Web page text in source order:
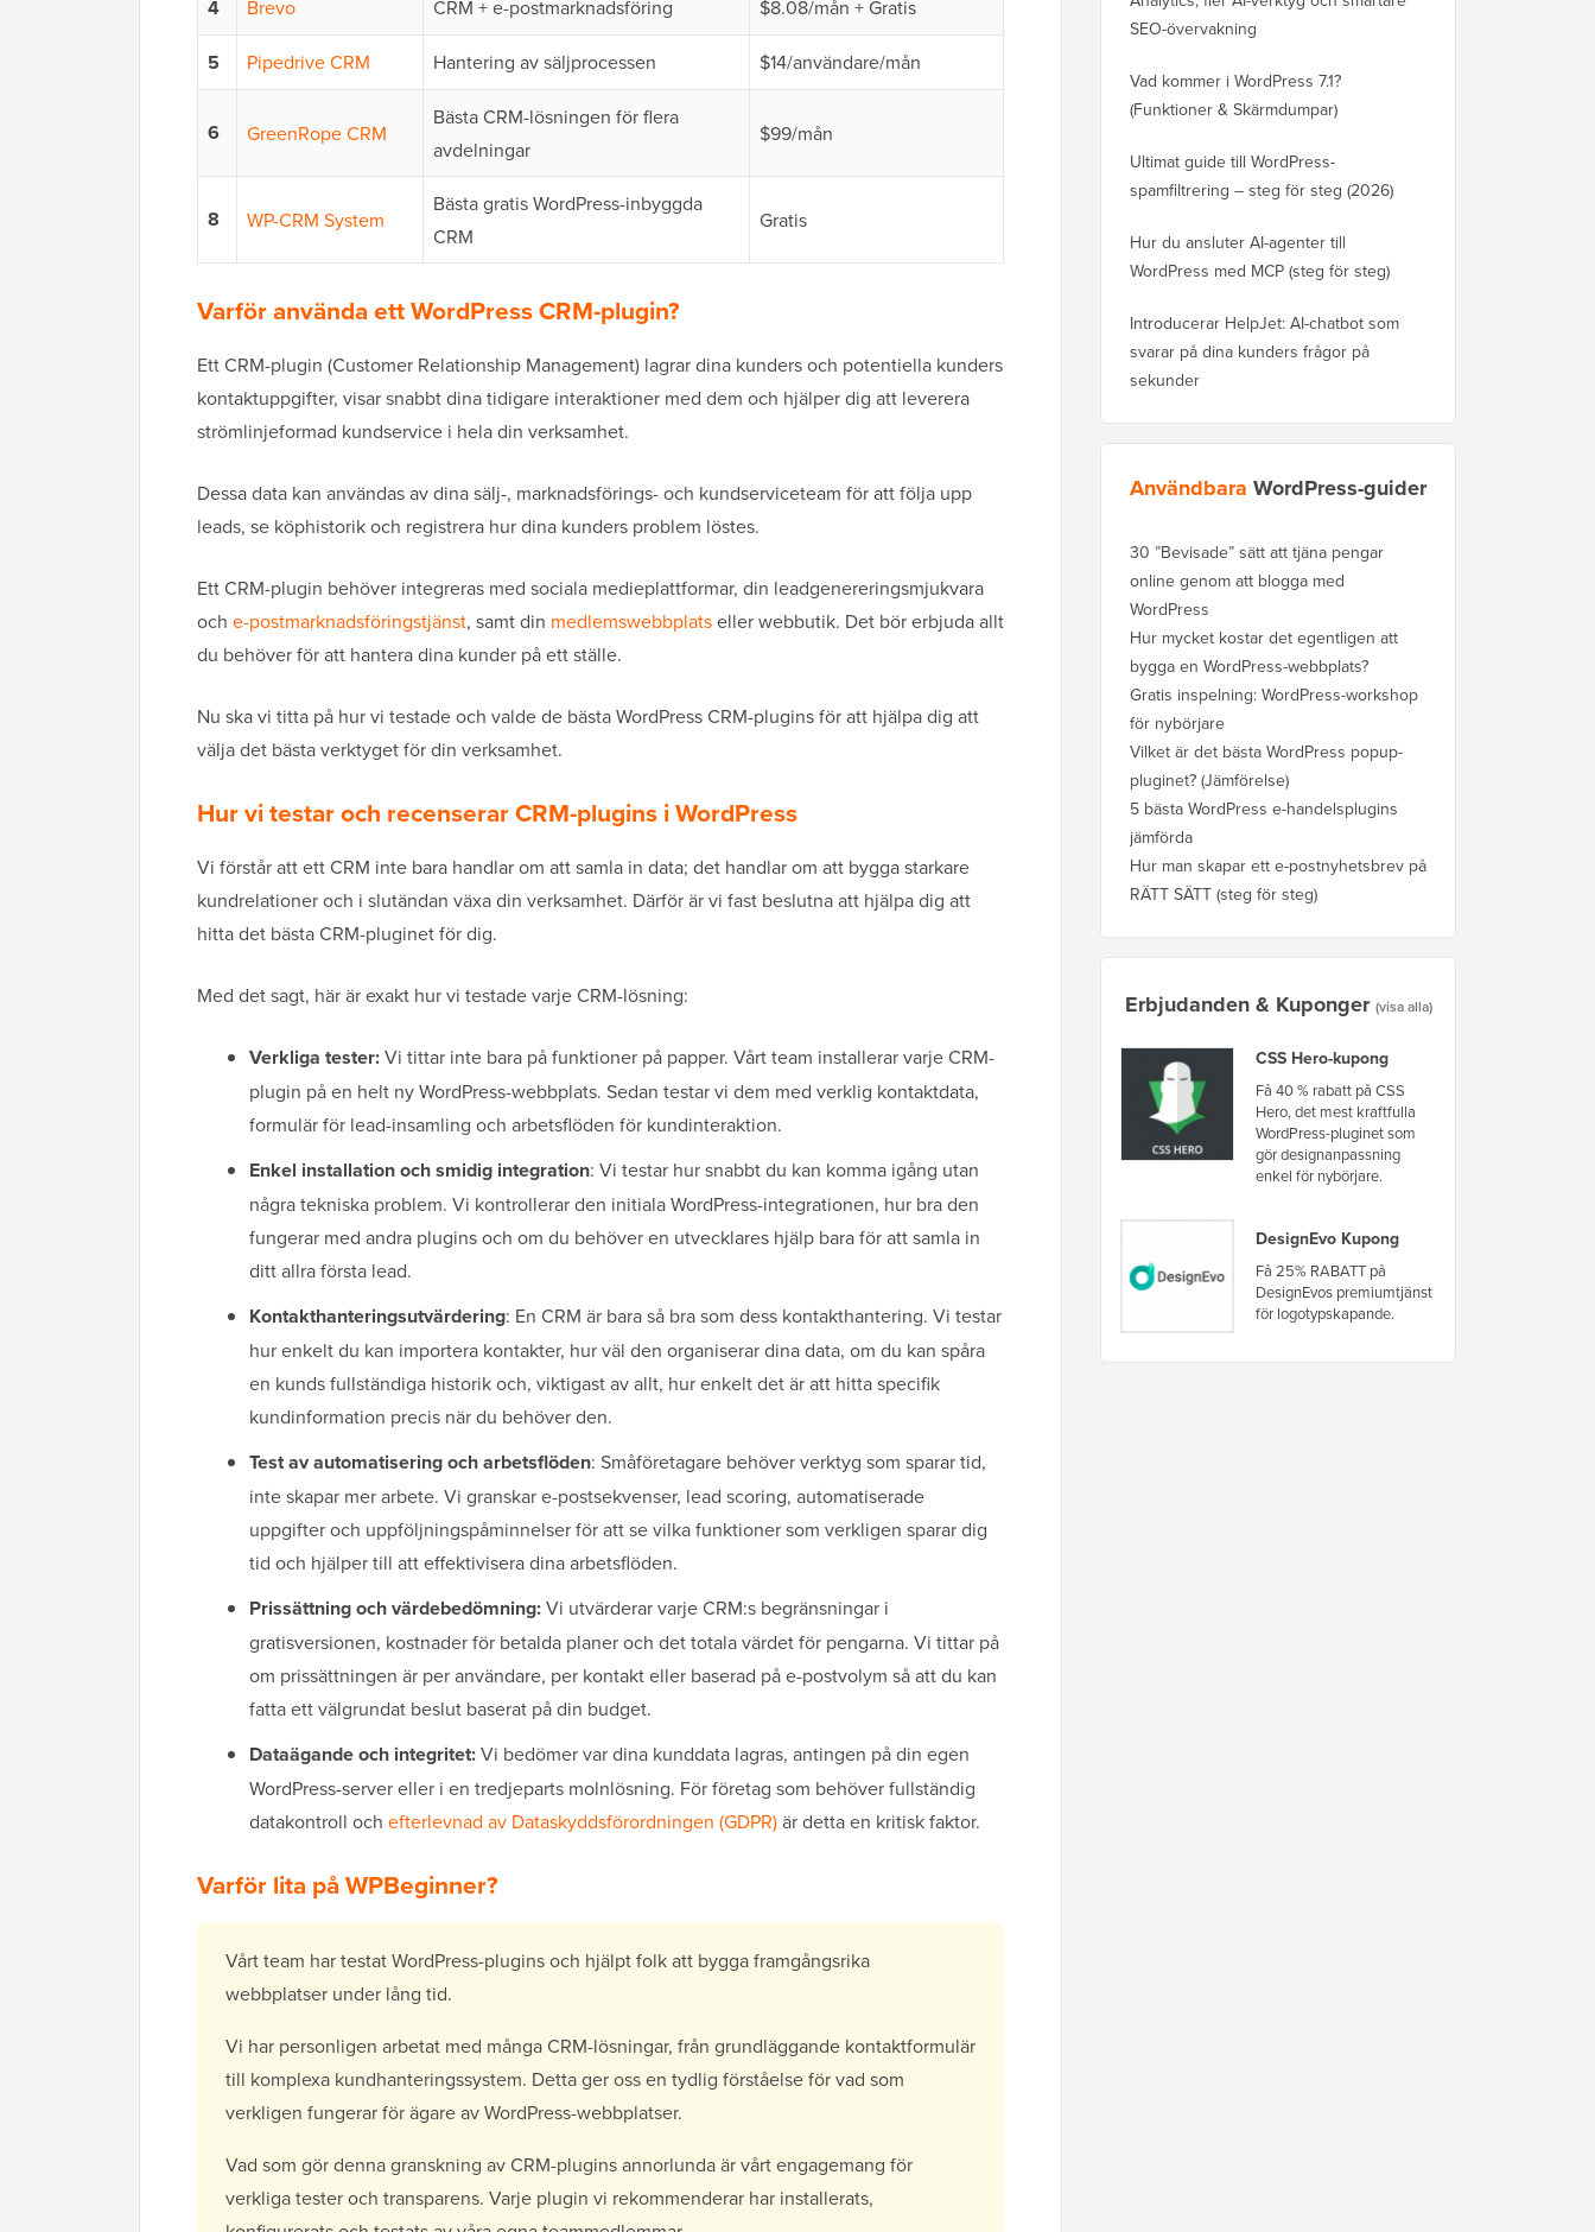
4 Brevo CRM + e-postmarknadsföring $8.08/mån + Gratis
5 Pipedrive CRM Hantering av säljprocessen $14/användare/mån
6 GreenRope CRM
Bästa CRM-lösningen för flera
avdelningar
$99/mån
8 WP-CRM System
Bästa gratis WordPress-inbyggda
CRM
Gratis
Varför använda ett WordPress CRM-plugin?
Ett CRM-plugin (Customer Relationship Management) lagrar dina kunders och potentiella kunders
kontaktuppgifter, visar snabbt dina tidigare interaktioner med dem och hjälper dig att leverera
strömlinjeformad kundservice i hela din verksamhet.
Dessa data kan användas av dina sälj-, marknadsförings- och kundserviceteam för att följa upp
leads, se köphistorik och registrera hur dina kunders problem löstes.
Ett CRM-plugin behöver integreras med sociala medieplattformar, din leadgenereringsmjukvara
och e-postmarknadsföringstjänst, samt din medlemswebbplatseller webbutik. Det bör erbjuda allt
du behöver för att hantera dina kunder på ett ställe.
Nu ska vi titta på hur vi testade och valde de bästa WordPress CRM-plugins för att hjälpa dig att
välja det bästa verktyget för din verksamhet.
Hur vi testar och recenserar CRM-plugins i WordPress
Vi förstår att ett CRM inte bara handlar om att samla in data; det handlar om att bygga starkare
kundrelationer och i slutändan växa din verksamhet. Därför är vi fast beslutna att hjälpa dig att
hitta det bästa CRM-pluginet för dig.
Med det sagt, här är exakt hur vi testade varje CRM-lösning:
Verkliga tester:Vi tittar inte bara på funktioner på papper. Vårt team installerar varje CRM-
plugin på en helt ny WordPress-webbplats. Sedan testar vi dem med verklig kontaktdata,
formulär för lead-insamling och arbetsflöden för kundinteraktion.
Enkel installation och smidig integration: Vi testar hur snabbt du kan komma igång utan
några tekniska problem. Vi kontrollerar den initiala WordPress-integrationen, hur bra den
fungerar med andra plugins och om du behöver en utvecklares hjälp bara för att samla in
ditt allra första lead.
Kontakt­hanterings­utvärdering: En CRM är bara så bra som dess kontakt­hantering. Vi testar
hur enkelt du kan importera kontakter, hur väl den organiserar dina data, om du kan spåra
en kunds fullständiga historik och, viktigast av allt, hur enkelt det är att hitta specifik
kundinformation precis när du behöver den.
Test av automatisering och arbetsflöden: Småföretagare behöver verktyg som sparar tid,
inte skapar mer arbete. Vi granskar e-postsekvenser, lead scoring, automatiserade
uppgifter och uppföljningspåminnelser för att se vilka funktioner som verkligen sparar dig
tid och hjälper till att effektivisera dina arbetsflöden.
Prissättning och värdebedömning:Vi utvärderar varje CRM:s begränsningar i
gratisversionen, kostnader för betalda planer och det totala värdet för pengarna. Vi tittar på
om prissättningen är per användare, per kontakt eller baserad på e-postvolym så att du kan
fatta ett välgrundat beslut baserat på din budget.
Dataägande och integritet:Vi bedömer var dina kunddata lagras, antingen på din egen
WordPress-server eller i en tredjeparts molnlösning. För företag som behöver fullständig
datakontroll och efterlevnad av Dataskyddsförordningen (GDPR)är detta en kritisk faktor.
Varför lita på WPBeginner?
Vårt team har testat WordPress-plugins och hjälpt folk att bygga framgångsrika
webbplatser under lång tid.
Vi har personligen arbetat med många CRM-lösningar, från grundläggande kontaktformulär
till komplexa kundhanteringssystem. Detta ger oss en tydlig förståelse för vad som
verkligen fungerar för ägare av WordPress-webbplatser.
Vad som gör denna granskning av CRM-plugins annorlunda är vårt engagemang för
verkliga tester och transparens. Varje plugin vi rekommenderar har installerats,
SEO-övervakning
Vad kommer i WordPress 7.1?
(Funktioner & Skärmdumpar)
Ultimat guide till WordPress-
spamfiltrering – steg för steg (2026)
Hur du ansluter AI-agenter till
WordPress med MCP (steg för steg)
Introducerar HelpJet: AI-chatbot som
svarar på dina kunders frågor på
sekunder
Användbara WordPress-guider
30 ”Bevisade” sätt att tjäna pengar
online genom att blogga med
WordPress
Hur mycket kostar det egentligen att
bygga en WordPress-webbplats?
Gratis inspelning: WordPress-workshop
för nybörjare
Vilket är det bästa WordPress popup-
pluginet? (Jämförelse)
5 bästa WordPress e-handelsplugins
jämförda
Hur man skapar ett e-postnyhetsbrev på
RÄTT SÄTT (steg för steg)
Erbjudanden & Kuponger (visa alla)
CSS Hero-kupong
Få 40 % rabatt på CSS
Hero, det mest kraftfulla
WordPress-pluginet som
gör designanpassning
enkel för nybörjare.
DesignEvo Kupong
Få 25% RABATT på
DesignEvos premiumtjänst
för logotypskapande.